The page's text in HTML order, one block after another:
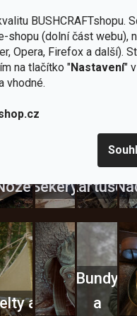
BUSHCRAFTshopu.
shopu (dolní část webu),
Opera, Firefox a další).
na tlačítko "Nastavení"
vhodné.
Užijte si to v
Vybavení, na které
Sekery
Vařiče
a
kartuše
a
Bundy
a